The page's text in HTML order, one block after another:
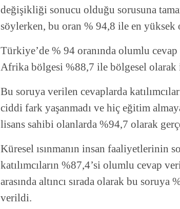
değişikliği sonucu olduğu sorusuna
söylerken, bu oran % 94,8 ile en
Türkiye’de % 94 oranında olumlu
Afrika bölgesi %88,7 ile bölgesel olarak
Bu soruya verilen cevaplarda
ciddi fark yaşanmadı ve hiç eğitim
lisans sahibi olanlarda %94,7 olarak
Küresel ısınmanın insan faaliyetlerinin
katılımcıların %87,4’si olumlu cevap
arasında altıncı sırada olarak bu soruya
verildi.